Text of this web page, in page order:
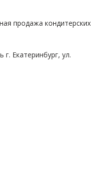
продажа кондитерских
г. Екатеринбург, ул.